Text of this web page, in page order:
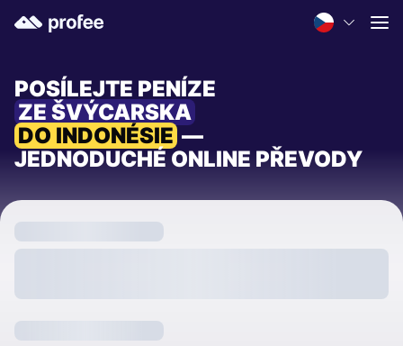
POSÍLEJTE PENÍZE
ZE ŠVÝCARSKA
DO INDONÉSIE —
JEDNODUCHÉ ONLINE PŘEVODY